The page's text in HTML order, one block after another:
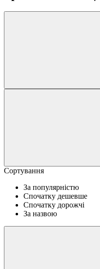
Сортування
За популярністю
Спочатку дешевше
Спочатку дорожчі
За назвою